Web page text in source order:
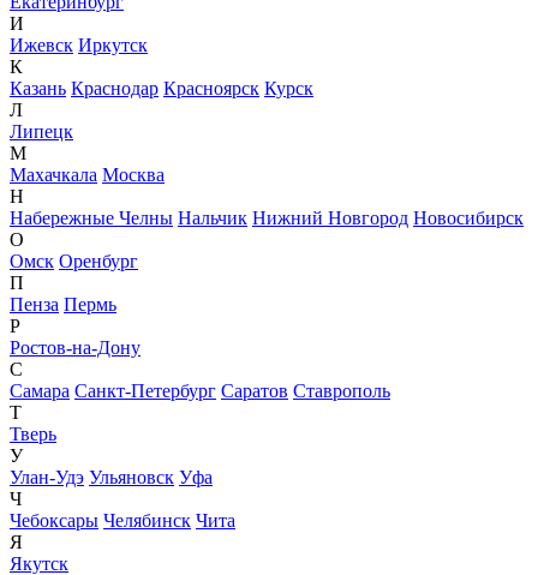
И
Ижевск Иркутск
К
Казань Краснодар Красноярск Курск
Л
Липецк
М
Махачкала Москва
Н
Набережные Челны Нальчик Нижний Новгород Новосибирск
О
Омск Оренбург
П
Пенза Пермь
Р
Ростов-на-Дону
С
Самара Санкт-Петербург Саратов Ставрополь
Т
Тверь
У
Улан-Удэ Ульяновск Уфа
Ч
Чебоксары Челябинск Чита
Я
Якутск